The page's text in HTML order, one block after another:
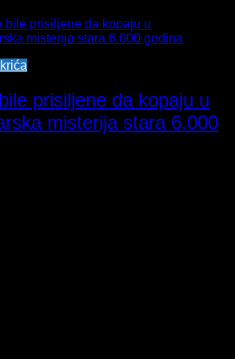
prisiljene da kopaju u
misterija stara 6.000